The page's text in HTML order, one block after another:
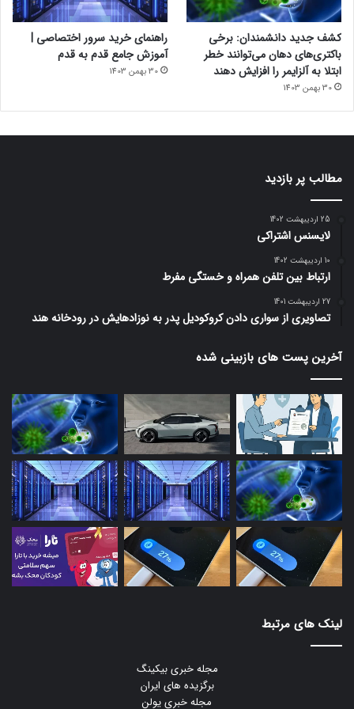
حذف راحت‌تر برنامه‌های غیرکاربردی
غیرکاربردی زیادی عرضه می‌شوند که جمعاً بخشی از فضای
قادرند تا از شر این برنامه‌های بعضاً بی‌فایده راحت شوند و فضای
بیشتری را برای سایر برنامه‌ها در نظر بگیرند.
جمع‌بندی
شیائومی زمان و تلاش زیادی را صرف توسعه هایپر او اس کرده و
قصد دارد تا همانند سامسونگ و اپل، محصولات خود را از طریق یک
کشف جدید دانشمندان: برخی
باکتری‌های دهان می‌توانند خطر
ابتلا به آلزایمر را افزایش دهند
30 بهمن 1403
راهنمای خرید سرور اختصاصی |
آموزش جامع قدم به قدم
30 بهمن 1403
مطالب پر بازدید
25 اردیبهشت 1402
لایسنس اشتراکی
10 اردیبهشت 1402
ارتباط بین تلفن همراه و خستگی مفرط
27 اردیبهشت 1401
تصاویری از سواری دادن کروکودیل پدر به نوزادهایش در رودخانه هند
آخرین پست های بازبینی شده
لینک های مرتبط
مجله خبری بیکینگ
برگزیده های ایران
مجله خبری یولن